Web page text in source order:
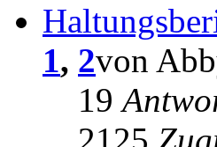
1, 2von
19
2125